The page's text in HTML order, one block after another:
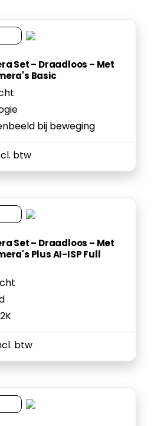
Set – Draadloos – Met
Basic
bij beweging
btw
Set – Draadloos – Met
Plus AI-ISP Full
btw